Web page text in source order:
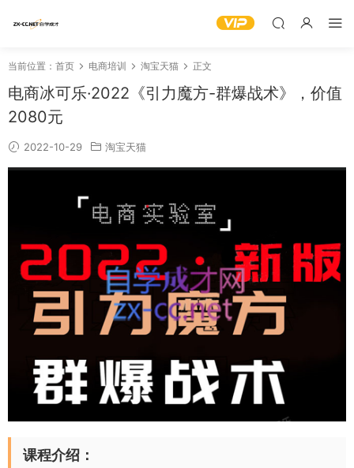
当前位置： 首页 电商培训 淘宝天猫 正文
电商冰可乐·2022《引力魔方-群爆战术》，价值
2080元
2022-10-29 淘宝天猫
课程介绍：